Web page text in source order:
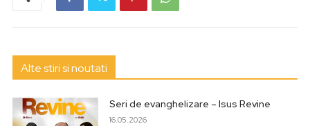
Alte stiri si noutati
Seri de evanghelizare – Isus Revine
16.05.2026